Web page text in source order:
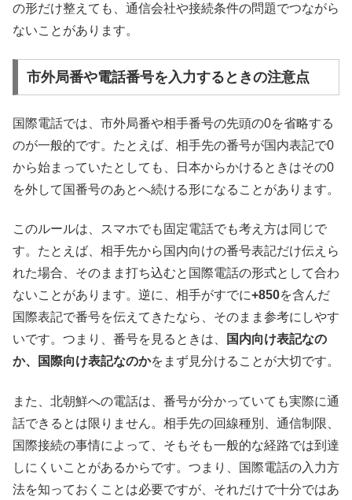
の形だけ整えても、通信会社や接続条件の問題でつながら
ないことがあります。
市外局番や電話番号を入力するときの注意点
国際電話では、市外局番や相手番号の先頭の0を省略する
のが一般的です。たとえば、相手先の番号が国内表記で0
から始まっていたとしても、日本からかけるときはその0
を外して国番号のあとへ続ける形になることがあります。
このルールは、スマホでも固定電話でも考え方は同じで
す。たとえば、相手先から国内向けの番号表記だけ伝えら
れた場合、そのまま打ち込むと国際電話の形式として合わ
ないことがあります。逆に、相手がすでに+850を含んだ
国際表記で番号を伝えてきたなら、そのまま参考にしやす
いです。つまり、番号を見るときは、
国内向け表記なの
か、国際向け表記なのかをまず見分けることが大切です。
また、北朝鮮への電話は、番号が分かっていても実際に通
話できるとは限りません。相手先の回線種別、通信制限、
国際接続の事情によって、そもそも一般的な経路では到達
しにくいことがあるからです。つまり、国際電話の入力方
法を知っておくことは必要ですが、それだけで十分ではあ